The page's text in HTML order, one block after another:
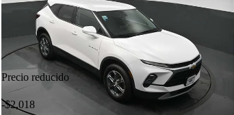
Precio reducido
-$2,018